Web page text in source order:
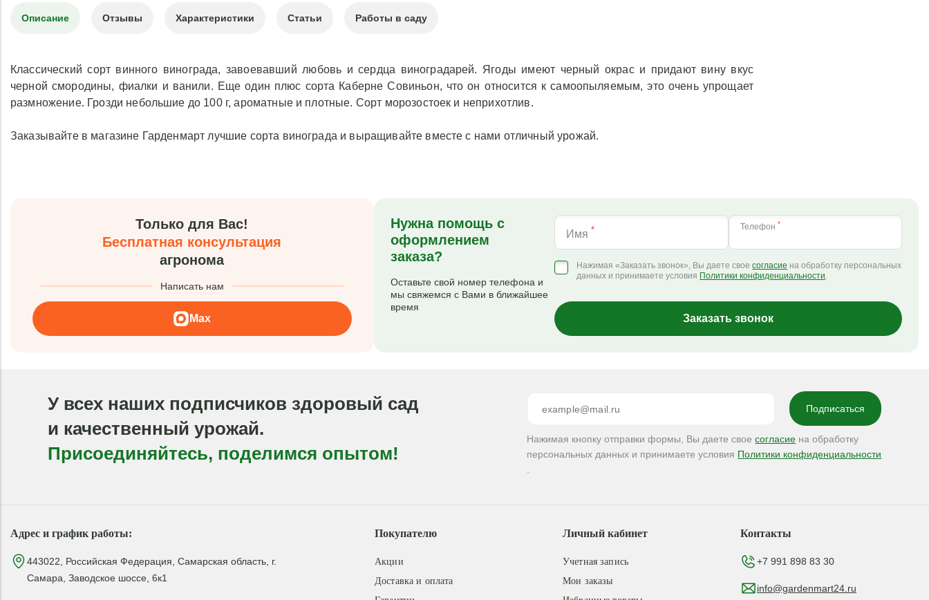
Описание Отзывы Характеристики Статьи Работы в саду
Классический сорт винного винограда, завоевавший любовь и сердца виноградарей. Ягоды имеют черный окрас и придают вину вкус
черной смородины, фиалки и ванили. Еще один плюс сорта Каберне Совиньон, что он относится к самоопыляемым, это очень упрощает
размножение. Грозди небольшие до 100 г, ароматные и плотные. Сорт морозостоек и неприхотлив.
Заказывайте в магазине Гарденмарт лучшие сорта винограда и выращивайте вместе с нами отличный урожай.
Только для Вас!
Бесплатная консультация
агронома
Написать нам
Max
Нужна помощь с
оформлением
заказа?
Оставьте свой номер телефона и
мы свяжемся с Вами в ближайшее
время
Имя * Телефон *
Нажимая «Заказать звонок», Вы даете своесогласие на обработку персональных
данных и принимаете условия Политики конфиденциальности.
Заказать звонок
У всех наших подписчиков здоровый сад
и качественный урожай.
Присоединяйтесь, поделимся опытом!
Нажимая кнопку отправки формы, Вы даете своесогласие на обработку
персональных данных и принимаете условия Политики конфиденциальности
Адрес и график работы:
443022, Российская Федерация, Самарская область, г.
Самара, Заводское шоссе, 6к1
Покупателю
Акции
Доставка и оплата
Личный кабинет
Учетная запись
Мои заказы
Контакты
+7 991 898 83 30
info@gardenmart24.ru